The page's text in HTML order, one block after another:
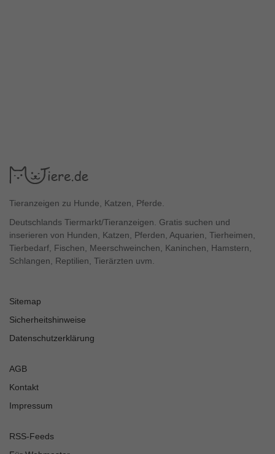
Tieranzeigen zu Hunde, Katzen, Pferde.
Deutschlands Tiermarkt/Tieranzeigen. Gratis suchen und
inserieren von Hunden, Katzen, Pferden, Aquarien, Tierheimen,
Tierbedarf, Fischen, Meerschweinchen, Kaninchen, Hamstern,
Schlangen, Reptilien, Tierärzten uvm.
Sitemap
Sicherheitshinweise
Datenschutzerklärung
AGB
Kontakt
Impressum
RSS-Feeds